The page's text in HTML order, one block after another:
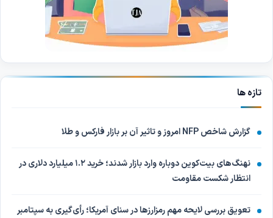
تازه ها
گزارش شاخص NFP امروز و تاثیر آن بر بازار فارکس و طلا
نهنگ‌های بیت‌کوین دوباره وارد بازار شدند؛ خرید ۱.۲ میلیارد دلاری در
انتظار شکست مقاومت
تعویق بررسی لایحه مهم رمزارزها در سنای آمریکا؛ رأی‌گیری به سپتامبر